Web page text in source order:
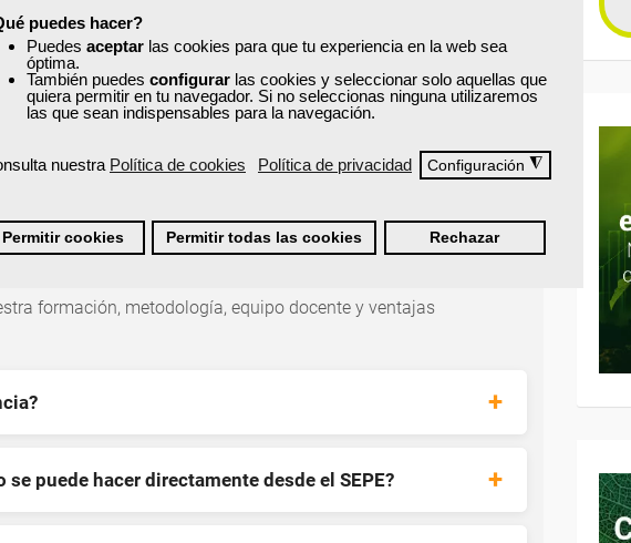
puedes hacer?
Puedes aceptar las cookies para que tu experiencia en la web sea
óptima.
También puedes configurar las cookies y seleccionar solo aquellas que
quiera permitir en tu navegador. Si no seleccionas ninguna utilizaremos
las que sean indispensables para la navegación.
nuestra Política de cookies Política de privacidad Configuración ◮
Permitir cookies Permitir todas las cookies Rechazar
la formación de Femxa
formación, metodología, equipo docente y ventajas
puede hacer directamente desde el SEPE?